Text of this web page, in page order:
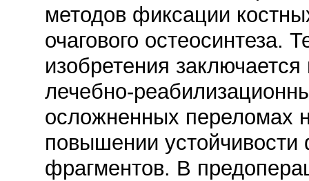
методов фиксации
очагового остеосинтеза.
изобретения
лечебно-
осложненных переломах
повышении устойчивости
фрагментов. В